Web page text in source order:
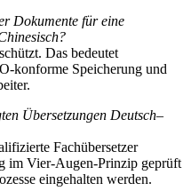
Dokumente für eine
Das bedeutet
konforme Speicherung und
Übersetzungen Deutsch–
Fachübersetzer
im Vier-Augen-Prinzip geprüft
eingehalten werden.